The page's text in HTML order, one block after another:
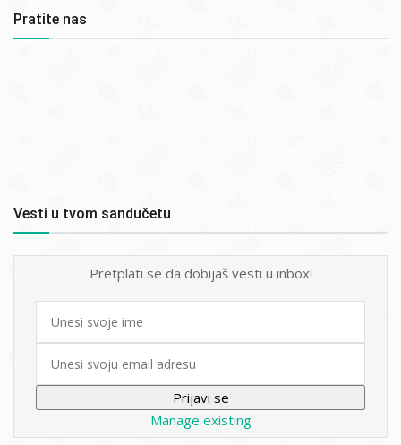
Pratite nas
Vesti u tvom sandučetu
Pretplati se da dobijaš vesti u inbox!
First
Manage existing